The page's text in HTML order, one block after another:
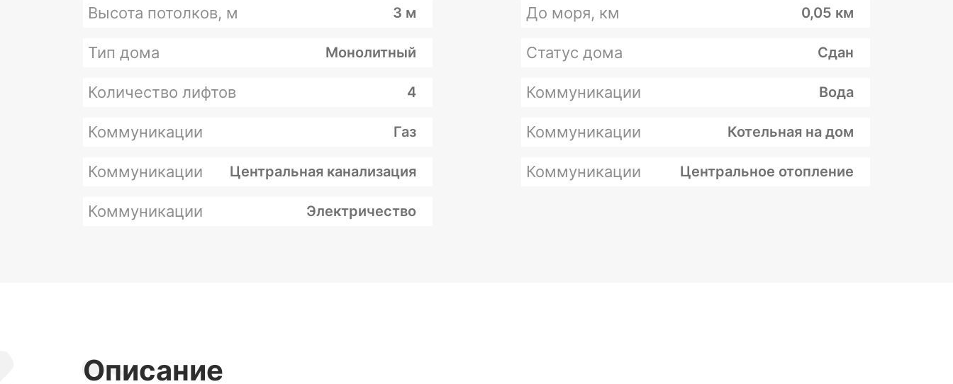
Высота потолков, м 3 м До моря, км 0,05 км
Тип дома Монолитный Статус дома Сдан
Количество лифтов 4 Коммуникации Вода
Коммуникации Газ Коммуникации Котельная на дом
Коммуникации Центральная канализация Коммуникации Центральное отопление
Коммуникации Электричество
Описание